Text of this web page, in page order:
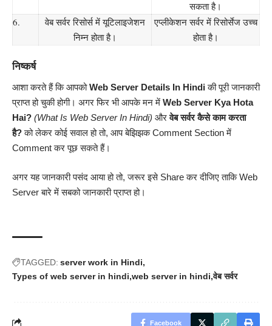
सकता है।
6.
वेब सर्वर रिसोर्स में यूटिलाइजेशन
निम्न होता है।
एप्लीकेशन सर्वर में रिसोर्सेज उच्च
होता है।
निष्कर्ष
आशा करते हैं कि आपकोWeb Server Details In Hindiकी पूरी जानकारी
प्राप्त हो चुकी होगी। अगर फिर भी आपके मन में Web Server Kya Hota
Hai? (What Is Web Server In Hindi) औरवेब सर्वर कैसे काम करता
है?को लेकर कोई सवाल हो तो, आप बेझिझक Comment Section में
Comment कर पूछ सकते हैं।
अगर यह जानकारी पसंद आया हो तो, जरूर इसे Share कर दीजिए ताकि Web
Server बारे में सबको जानकारी प्राप्त हो।
TAGGED: server work in Hindi
Types of web server in hindi web server in hindi वेब सर्वर
Facebook